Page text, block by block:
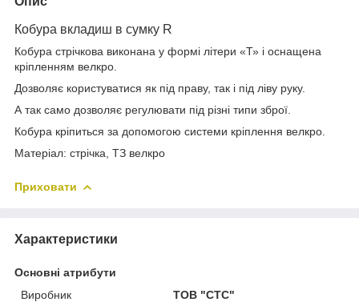
Кобура вкладиш в сумку R
Кобура стрічкова виконана у формі літери «Т» і оснащена
кріпленням велкро.
Дозволяє користуватися як під праву, так і під ліву руку.
А так само дозволяє регулювати під різні типи зброї.
Кобура кріпиться за допомогою системи кріплення велкро.
Матеріал: стрічка, ТЗ велкро
Приховати
Характеристики
Основні атрибути
Виробник
ТОВ "СТС"